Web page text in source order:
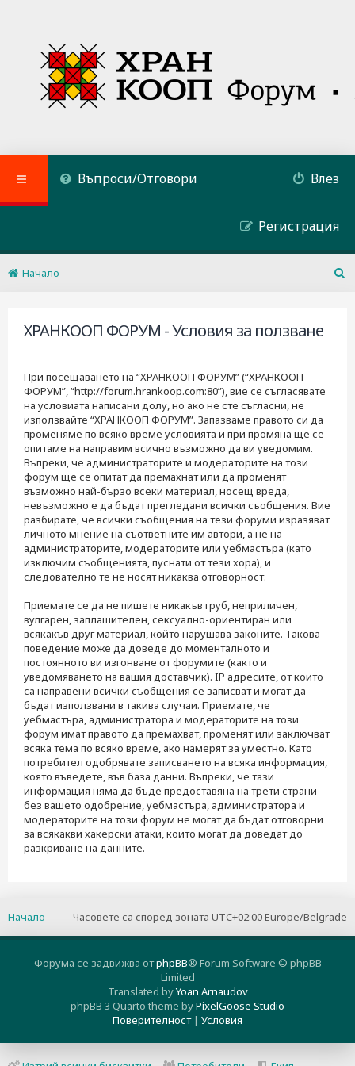
Въпроси/Отговори Влез
Регистрация
Начало
ХРАНКООП ФОРУМ - Условия за ползване
При посещаването на “ХРАНКООП ФОРУМ” (“ХРАНКООП
ФОРУМ”, “http://forum.hrankoop.com:80”), вие се съгласявате
на условиата написани долу, но ако не сте съгласни, не
използвайте “ХРАНКООП ФОРУМ”. Запазваме правото си да
променяме по всяко време условията и при промяна ще се
опитаме на направим всично възможно да ви уведомим.
Въпреки, че администраторите и модераторите на този
форум ще се опитат да премахнат или да променят
възможно най-бързо всеки материал, носещ вреда,
невъзможно е да бъдат прегледани всички съобщения. Вие
разбирате, че всички съобщения на тези форуми изразяват
личното мнение на съответните им автори, а не на
администраторите, модераторите или уебмастъра (като
изключим съобщенията, пуснати от тези хора), и
следователно те не носят никаква отговорност.
Приемате се да не пишете никакъв груб, неприличен,
вулгарен, заплашителен, сексуално-ориентиран или
всякакъв друг материал, който нарушава законите. Такова
поведение може да доведе до моменталното и
постоянното ви изгонване от форумите (както и
уведомяването на вашия доставчик). IP адресите, от които
са направени всички съобщения се записват и могат да
бъдат използвани в такива случаи. Приемате, че
уебмастъра, администратора и модераторите на този
форум имат правото да премахват, променят или заключват
всяка тема по всяко време, ако намерят за уместно. Като
потребител одобрявате записването на всяка информация,
която въведете, във база данни. Въпреки, че тази
информация няма да бъде предоставяна на трети страни
без вашето одобрение, уебмастъра, администратора и
модераторите на този форум не могат да бъдат отговорни
за всякакви хакерски атаки, които могат да доведат до
разкриване на данните.
Часовете са според зоната UTC+02:00 Europe/Belgrade
Начало
Форума се задвижва отphpBB® Forum Software © phpBB
Limited
Translated byYoan Arnaudov
phpBB 3 Quarto theme byPixelGoose Studio
Поверителност| Условия